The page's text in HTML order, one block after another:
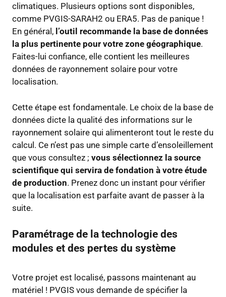
climatiques. Plusieurs options sont disponibles,
comme PVGIS-SARAH2 ou ERA5. Pas de panique !
En général, l’outil recommande la base de données
la plus pertinente pour votre zone géographique.
Faites-lui confiance, elle contient les meilleures
données de rayonnement solaire pour votre
localisation.
Cette étape est fondamentale. Le choix de la base de
données dicte la qualité des informations sur le
rayonnement solaire qui alimenteront tout le reste du
calcul. Ce n’est pas une simple carte d’ensoleillement
que vous consultez ; vous sélectionnez la source
scientifique qui servira de fondation à votre étude
de production. Prenez donc un instant pour vérifier
que la localisation est parfaite avant de passer à la
suite.
Paramétrage de la technologie des
modules et des pertes du système
Votre projet est localisé, passons maintenant au
matériel ! PVGIS vous demande de spécifier la